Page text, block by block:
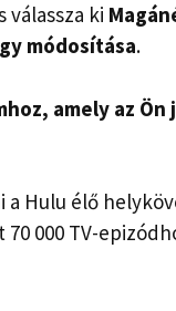
válassza ki
módosítása.
amely az
Hulu élő
000 TV-